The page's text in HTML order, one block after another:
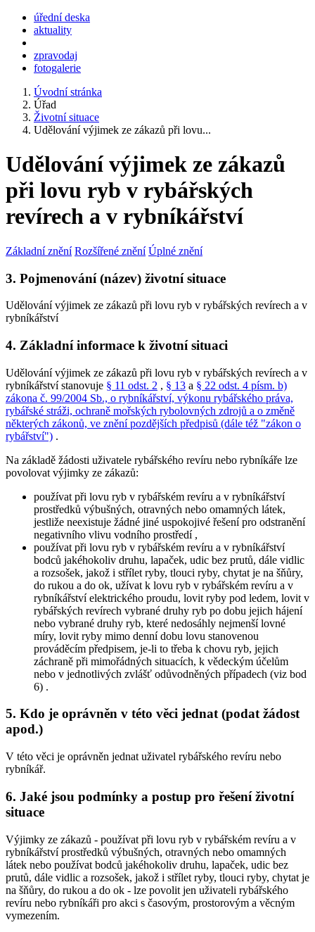
úřední deska
aktuality
zpravodaj
fotogalerie
Úvodní stránka
Úřad
Životní situace
Udělování výjimek ze zákazů při lovu...
Udělování výjimek ze zákazů
při lovu ryb v rybářských
revírech a v rybníkářství
Základní znění Rozšířené znění Úplné znění
3. Pojmenování (název) životní situace
Udělování výjimek ze zákazů při lovu ryb v rybářských revírech a v
rybníkářství
4. Základní informace k životní situaci
Udělování výjimek ze zákazů při lovu ryb v rybářských revírech a v
rybníkářství stanovuje § 11 odst. 2 , § 13 a § 22 odst. 4 písm. b)
zákona č. 99/2004 Sb., o rybníkářství, výkonu rybářského práva,
rybářské stráži, ochraně mořských rybolovných zdrojů a o změně
některých zákonů, ve znění pozdějších předpisů (dále též "zákon o
rybářství") .
Na základě žádosti uživatele rybářského revíru nebo rybníkáře lze
povolovat výjimky ze zákazů:
používat při lovu ryb v rybářském revíru a v rybníkářství
prostředků výbušných, otravných nebo omamných látek,
jestliže neexistuje žádné jiné uspokojivé řešení pro odstranění
negativního vlivu vodního prostředí ,
používat při lovu ryb v rybářském revíru a v rybníkářství
bodců jakéhokoliv druhu, lapaček, udic bez prutů, dále vidlic
a rozsošek, jakož i střílet ryby, tlouci ryby, chytat je na šňůry,
do rukou a do ok, užívat k lovu ryb v rybářském revíru a v
rybníkářství elektrického proudu, lovit ryby pod ledem, lovit v
rybářských revírech vybrané druhy ryb po dobu jejich hájení
nebo vybrané druhy ryb, které nedosáhly nejmenší lovné
míry, lovit ryby mimo denní dobu lovu stanovenou
prováděcím předpisem, je-li to třeba k chovu ryb, jejich
záchraně při mimořádných situacích, k vědeckým účelům
nebo v jednotlivých zvlášť odůvodněných případech (viz bod
6) .
5. Kdo je oprávněn v této věci jednat (podat žádost
apod.)
V této věci je oprávněn jednat uživatel rybářského revíru nebo
rybníkář.
6. Jaké jsou podmínky a postup pro řešení životní
situace
Výjimky ze zákazů - používat při lovu ryb v rybářském revíru a v
rybníkářství prostředků výbušných, otravných nebo omamných
látek nebo používat bodců jakéhokoliv druhu, lapaček, udic bez
prutů, dále vidlic a rozsošek, jakož i střílet ryby, tlouci ryby, chytat je
na šňůry, do rukou a do ok - lze povolit jen uživateli rybářského
revíru nebo rybníkáři pro akci s časovým, prostorovým a věcným
vymezením.